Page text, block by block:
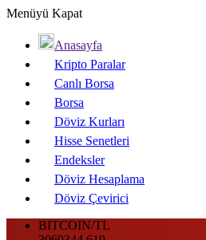
Menüyü Kapat
Anasayfa
Kripto Paralar
Canlı Borsa
Borsa
Döviz Kurları
Hisse Senetleri
Endeksler
Döviz Hesaplama
Döviz Çevirici
BITCOIN/TL